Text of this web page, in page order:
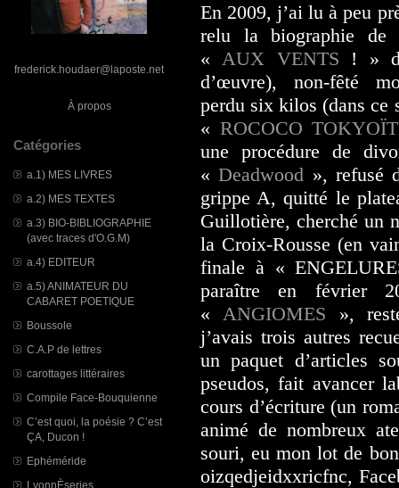
frederick.houdaer@laposte.net
À propos
Catégories
a.1) MES LIVRES
a.2) MES TEXTES
a.3) BIO-BIBLIOGRAPHIE
(avec traces d'O.G.M)
a.4) EDITEUR
a.5) ANIMATEUR DU
CABARET POETIQUE
Boussole
C.A.P de lettres
carottages littéraires
Compile Face-Bouquienne
C’est quoi, la poésie ? C’est
ÇA, Ducon !
Ephéméride
LyonnÈseries
En 2009, j’ai lu à peu
relu la biographie de
«AUX VENTS ! »
d’œuvre), non-fêté
perdu six kilos (dans ce
« ROCOCO
une procédure de
«Deadwood », refusé
grippe A, quitté le
Guillotière, cherché un
la Croix-Rousse (en
finale à «
paraître en février
«ANGIOMES »,
j’avais trois autres
un paquet d’articles
pseudos, fait avancer
cours d’écriture (un
animé de nombreux
souri, eu mon lot de
oizqedjeidxxricfnc,